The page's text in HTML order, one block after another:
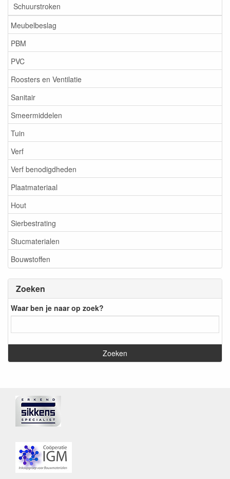
Schuurstroken
Meubelbeslag
PBM
PVC
Roosters en Ventilatie
Sanitair
Smeermiddelen
Tuin
Verf
Verf benodigdheden
Plaatmateriaal
Hout
Sierbestrating
Stucmaterialen
Bouwstoffen
Zoeken
Waar ben je naar op zoek?